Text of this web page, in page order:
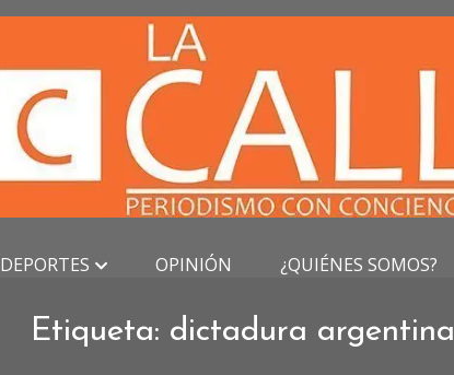
DEPORTES OPINIÓN ¿QUIÉNES SOMOS?
Etiqueta: dictadura argentina